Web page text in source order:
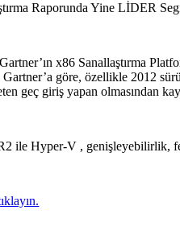
Raporunda Yine LİDER
x86 Sanallaştırma
göre, özellikle 2012
geç giriş yapan olmasından
Hyper-V , genişleyebilirlik,